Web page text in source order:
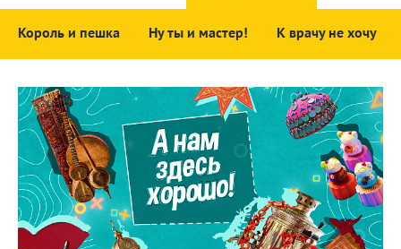
Король и пешка Ну ты и мастер! К врачу не хочу